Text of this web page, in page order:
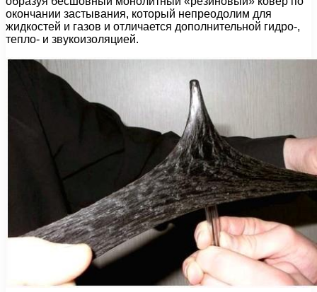
окончании застывания, который непреодолим для
жидкостей и газов и отличается дополнительной гидро-,
тепло- и звукоизоляцией.